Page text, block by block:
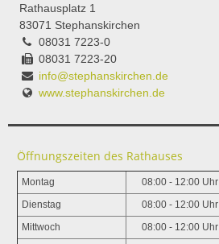
Rathausplatz 1
83071 Stephanskirchen
08031 7223-0
08031 7223-20
info@stephanskirchen.de
www.stephanskirchen.de
Öffnungszeiten des Rathauses
Montag 08:00 - 12:00 Uhr
Dienstag 08:00 - 12:00 Uhr
Mittwoch 08:00 - 12:00 Uhr